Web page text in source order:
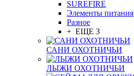
SUREFIRE
Элементы питания
Разное
+ ЕЩЕ 3
САНИ ОХОТНИЧЬИ
ЛЫЖИ ОХОТНИЧЬИ